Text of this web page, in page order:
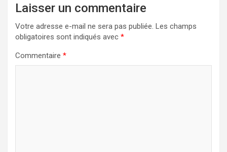
Laisser un commentaire
Votre adresse e-mail ne sera pas publiée. Les champs
obligatoires sont indiqués avec *
Commentaire *